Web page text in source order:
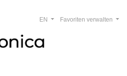
Favoriten verwalten
EN